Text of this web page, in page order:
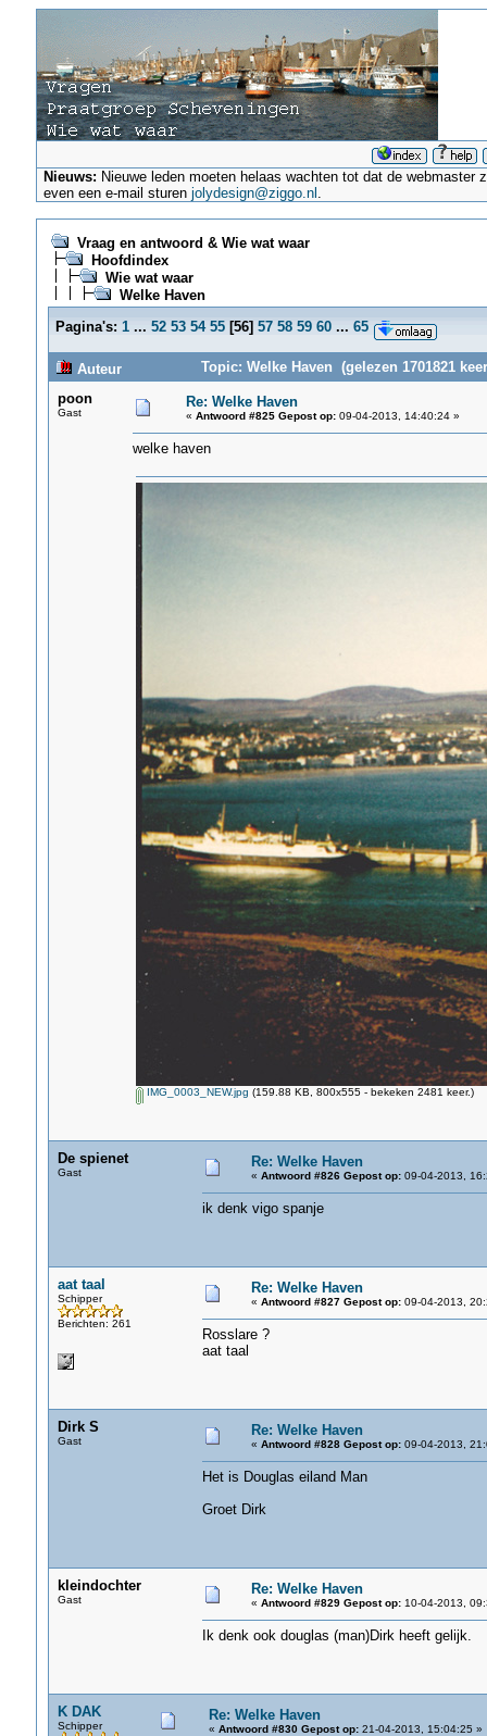
Nieuws: Nieuwe leden moeten helaas wachten tot dat de
even een e-mail sturenjolydesign@ziggo.nl .
Vraag en antwoord & Wie wat waar
Hoofdindex
Wie wat waar
Welke Haven
Pagina's: 1 ... 52 53 54 55[56] 57 58 59 60 ... 65
Auteur
Topic: Welke Haven (gelezen 1701821
poon
Gast
Re: Welke Haven
« Antwoord #825 Gepost op:09-04-2013, 14:40:24 »
welke haven
IMG_0003_NEW.jpg (159.88 KB, 800x555 - bekeken 2481 keer.)
De spienet
Gast
Re: Welke Haven
« Antwoord #826 Gepost op:09-04-2013,
ik denk vigo spanje
aat taal
Schipper
Berichten: 261
Re: Welke Haven
« Antwoord #827 Gepost op:09-04-2013,
Rosslare ?
aat taal
Dirk S
Gast
Re: Welke Haven
« Antwoord #828 Gepost op:09-04-2013,
Het is Douglas eiland Man
Groet Dirk
kleindochter
Gast
Re: Welke Haven
« Antwoord #829 Gepost op:10-04-2013,
Ik denk ook douglas (man)Dirk heeft gelijk.
K DAK
Schipper
Re: Welke Haven
« Antwoord #830 Gepost op:21-04-2013, 15:04:25 »